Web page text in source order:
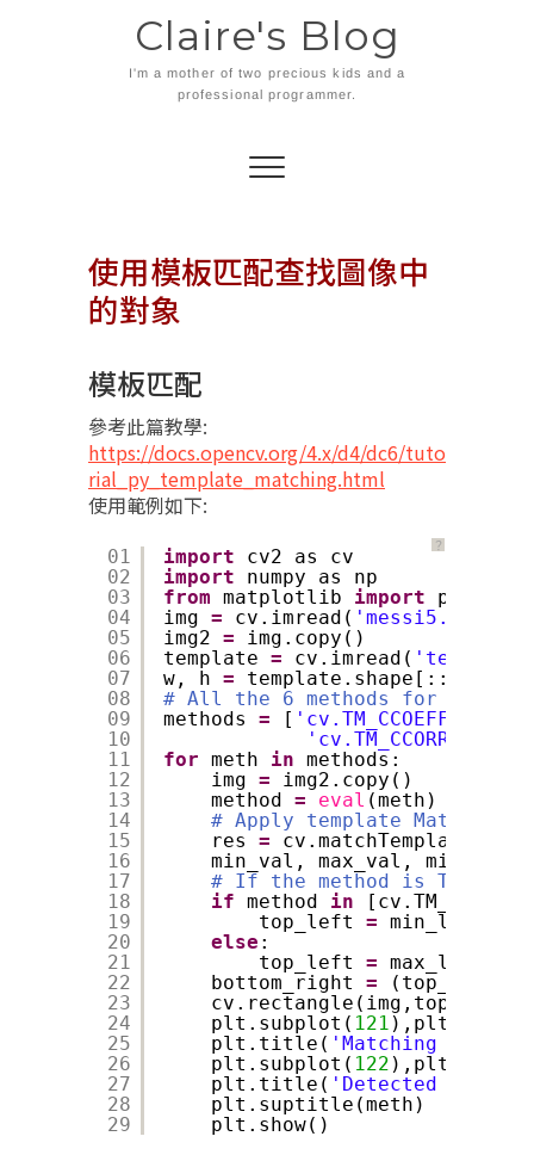
Claire's Blog
I'm a mother of two precious kids and a
professional programmer.
使用模板匹配查找圖像中
的對象
模板匹配
參考此篇教學:
https://docs.opencv.org/4.x/d4/dc6/tuto
rial_py_template_matching.html
使用範例如下:
？
01
02
03
04
05
06
07
08
09
10
11
12
13
14
15
16
17
18
19
20
21
22
23
24
25
26
27
28
29
import
cv2 as cv
import
numpy as np
from matplotlib import
pyplot
img = cv.imread( 'messi5.jpg'
img2 =
img.copy()
template = cv.imread(
w, h = template.shape[::
# All the 6 methods for
methods = [ 'cv.TM_CCOEFF'
for meth in methods:
img =
img2.copy()
method = eval (meth)
# Apply template Matching
res =
min_val, max_val, min_loc,
# If the method is TM_SQDIFF
if method in
top_left = min_loc
else :
top_left = max_loc
bottom_right = (top_left[
plt.subplot( 121
plt.title( 'Matching Result'
plt.subplot( 122
plt.title( 'Detected Point'
plt.suptitle(meth)
plt.show()